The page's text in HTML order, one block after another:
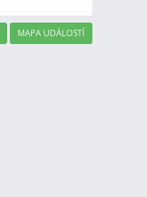
MAPA UDÁLOSTÍ